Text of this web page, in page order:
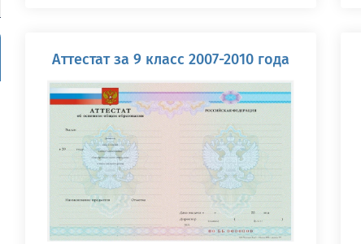
Аттестат за 9 класс 2007-2010 года